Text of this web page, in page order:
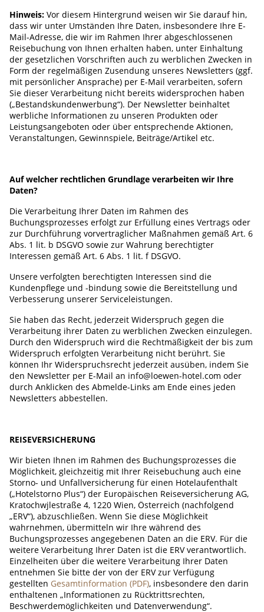
Hinweis: Vor diesem Hintergrund weisen wir Sie darauf hin,
dass wir unter Umständen Ihre Daten, insbesondere Ihre E-
Mail-Adresse, die wir im Rahmen Ihrer abgeschlossenen
Reisebuchung von Ihnen erhalten haben, unter Einhaltung
der gesetzlichen Vorschriften auch zu werblichen Zwecken in
Form der regelmäßigen Zusendung unseres Newsletters (ggf.
mit persönlicher Ansprache) per E-Mail verarbeiten, sofern
Sie dieser Verarbeitung nicht bereits widersprochen haben
(„Bestandskundenwerbung“). Der Newsletter beinhaltet
werbliche Informationen zu unseren Produkten oder
Leistungsangeboten oder über entsprechende Aktionen,
Veranstaltungen, Gewinnspiele, Beiträge/Artikel etc.
Auf welcher rechtlichen Grundlage verarbeiten wir Ihre
Daten?
Die Verarbeitung Ihrer Daten im Rahmen des
Buchungsprozesses erfolgt zur Erfüllung eines Vertrags oder
zur Durchführung vorvertraglicher Maßnahmen gemäß Art. 6
Abs. 1 lit. b DSGVO sowie zur Wahrung berechtigter
Interessen gemäß Art. 6 Abs. 1 lit. f DSGVO.
Unsere verfolgten berechtigten Interessen sind die
Kundenpflege und -bindung sowie die Bereitstellung und
Verbesserung unserer Serviceleistungen.
Sie haben das Recht, jederzeit Widerspruch gegen die
Verarbeitung ihrer Daten zu werblichen Zwecken einzulegen.
Durch den Widerspruch wird die Rechtmäßigkeit der bis zum
Widerspruch erfolgten Verarbeitung nicht berührt. Sie
können Ihr Widerspruchsrecht jederzeit ausüben, indem Sie
den Newsletter per E-Mail an info@loewen-hotel.com oder
durch Anklicken des Abmelde-Links am Ende eines jeden
Newsletters abbestellen.
REISEVERSICHERUNG
Wir bieten Ihnen im Rahmen des Buchungsprozesses die
Möglichkeit, gleichzeitig mit Ihrer Reisebuchung auch eine
Storno- und Unfallversicherung für einen Hotelaufenthalt
(„Hotelstorno Plus“) der Europäischen Reiseversicherung AG,
Kratochwjlestraße 4, 1220 Wien, Österreich (nachfolgend
„ERV“), abzuschließen. Wenn Sie diese Möglichkeit
wahrnehmen, übermitteln wir Ihre während des
Buchungsprozesses angegebenen Daten an die ERV. Für die
weitere Verarbeitung Ihrer Daten ist die ERV verantwortlich.
Einzelheiten über die weitere Verarbeitung Ihrer Daten
entnehmen Sie bitte der von der ERV zur Verfügung
gestellten Gesamtinformation (PDF), insbesondere den darin
enthaltenen „Informationen zu Rücktrittsrechten,
Beschwerdemöglichkeiten und Datenverwendung“.